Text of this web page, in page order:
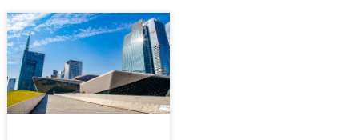
的工程要求与紧迫的工
期压力，选择一款适合
的建筑工程管理软件，
不仅能够有效控制成
本、降低风险，更是企
业构建竞争力的关键所
在。